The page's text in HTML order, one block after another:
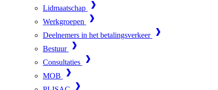
Lidmaatschap
Werkgroepen
Deelnemers in het betalingsverkeer
Bestuur
Consultaties
MOB